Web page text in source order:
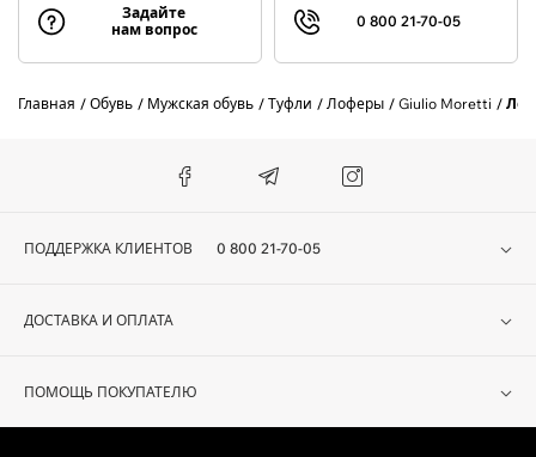
Задайте
нам вопрос
0 800 21-70-05
Главная Обувь Мужская обувь Туфли Лоферы Giulio Moretti
ПОДДЕРЖКА КЛИЕНТОВ 0 800 21-70-05
ДОСТАВКА И ОПЛАТА
ПОМОЩЬ ПОКУПАТЕЛЮ